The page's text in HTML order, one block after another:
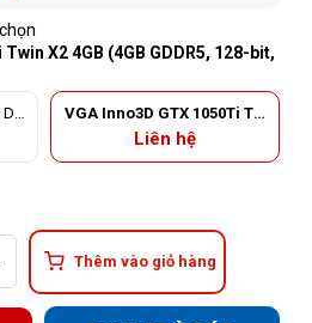
X2 4GB (4GB GDDR5, 128-bit,
1
VGA Inno3D GTX 1050Ti Tw
in X2 4GB (4GB GDDR5, 128
-bit, HDMI +DP)
Liên hệ
Thêm vào giỏ hàng